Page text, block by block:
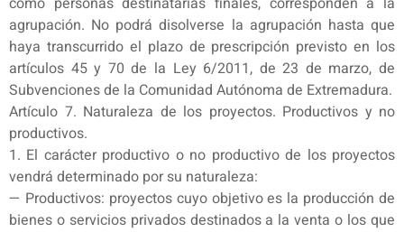
agrupación. No podrá disolverse la agrupación hasta que
haya transcurrido el plazo de prescripción previsto en los
artículos 45 y 70 de la Ley 6/2011, de 23 de marzo, de
Subvenciones de la Comunidad Autónoma de Extremadura.
Artículo 7. Naturaleza de los proyectos. Productivos y no
productivos.
1. El carácter productivo o no productivo de los proyectos
vendrá determinado por su naturaleza:
— Productivos: proyectos cuyo objetivo es la producción de
bienes o servicios privados destinados a la venta o los que